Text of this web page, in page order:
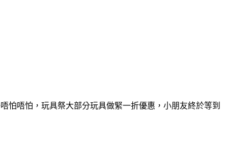
怕唔怕，玩具祭大部分玩具做緊一折優惠，小朋友終於等到